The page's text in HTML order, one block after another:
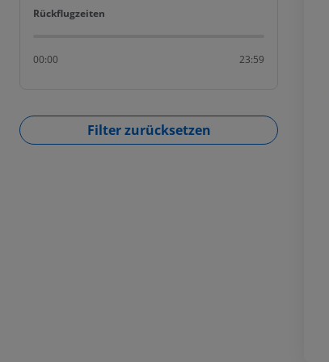
Rückflugzeiten
Rückflugzeiten
00:00 23:59
Filter zurücksetzen